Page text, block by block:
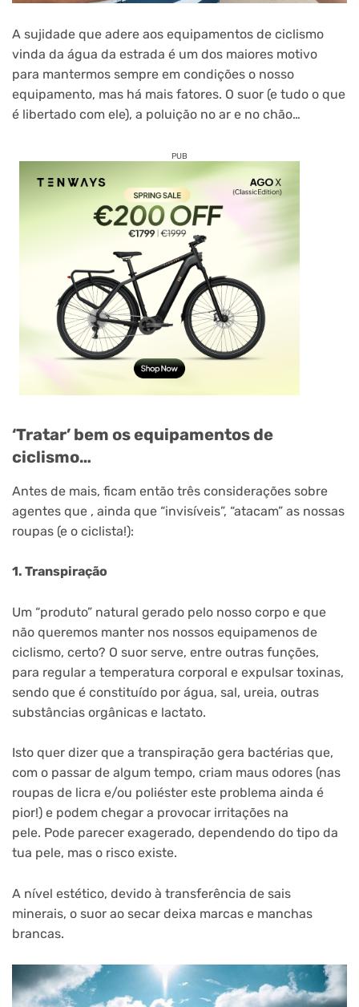
A sujidade que adere aos equipamentos de ciclismo
vinda da água da estrada é um dos maiores motivo
para mantermos sempre em condições o nosso
equipamento, mas há mais fatores. O suor (e tudo o que
é libertado com ele), a poluição no ar e no chão…
PUB
‘Tratar’ bem os equipamentos de
ciclismo…
Antes de mais, ficam então três considerações sobre
agentes que , ainda que “invisíveis”, “atacam” as nossas
roupas (e o ciclista!):
1. Transpiração
Um “produto” natural gerado pelo nosso corpo e que
não queremos manter nos nossos equipamenos de
ciclismo, certo? O suor serve, entre outras funções,
para regular a temperatura corporal e expulsar toxinas,
sendo que é constituído por água, sal, ureia, outras
substâncias orgânicas e lactato.
Isto quer dizer que a transpiração gera bactérias que,
com o passar de algum tempo, criam maus odores (nas
roupas de licra e/ou poliéster este problema ainda é
pior!) e podem chegar a provocar irritações na
pele. Pode parecer exagerado, dependendo do tipo da
tua pele, mas o risco existe.
A nível estético, devido à transferência de sais
minerais, o suor ao secar deixa marcas e manchas
brancas.